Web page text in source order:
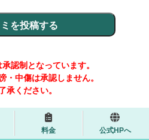
認制となっています。
・中傷は承認しません。
承ください。
料金 公式HPへ